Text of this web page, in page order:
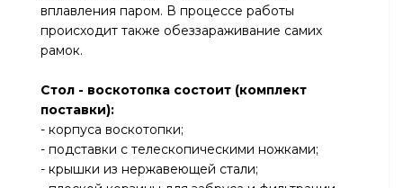
вплавления паром. В процессе работы
происходит также обеззараживание самих
рамок.
Стол - воскотопка состоит (комплект
поставки):
- корпуса воскотопки;
- подставки с телескопическими ножками;
- крышки из нержавеющей стали;